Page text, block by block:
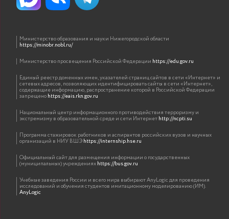
Министерство образования и науки Нижегородской области
https://minobr.nobl.ru/
Министерство просвещения Российской Федерации https://edu.gov.ru
Единый реестр доменных имен, указателей страниц сайтов в сети «Интернет» и
сетевых адресов, позволяющих идентифицировать сайты в сети «Интернет»,
содержащие информацию, распространение которой в Российской Федерации
запрещеноhttps://eais.rkn.gov.ru
Национальный центр информационного противодействия терроризму и
экстремизму в образовательной среде и сети Интернетhttp://ncpti.su
Программа стажировок работников и аспирантов российских вузов и научных
организаций в НИУ ВШЭhttps://internship.hse.ru
Официальный сайт для размещения информации о государственных
(муниципальных) учрежденияхhttps://bus.gov.ru
Учебные заведения России и всего мира выбирают AnyLogic для проведения
исследований и обучения студентов имитационному моделированию (ИМ).
AnyLogic